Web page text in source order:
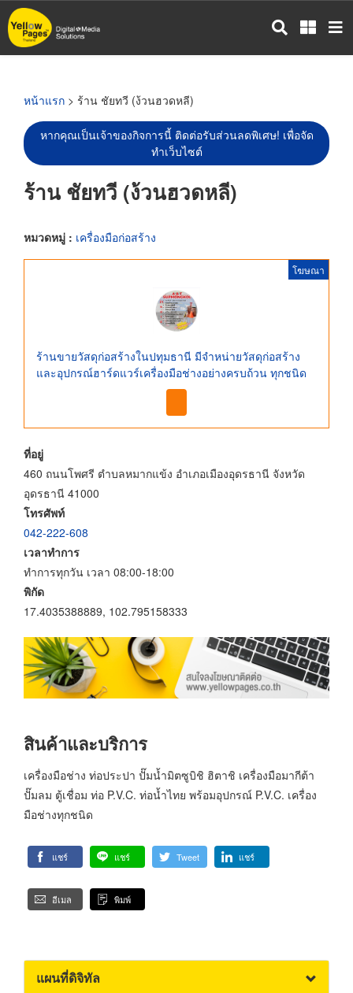
ข้าม
ไป
หน้าแรก > ร้าน ชัยทวี (ง้วนฮวดหลี)
หากคุณเป็นเจ้าของกิจการนี้ ติดต่อรับส่วนลดพิเศษ! เพื่อจัด
ทำเว็บไซต์
ร้าน ชัยทวี (ง้วนฮวดหลี)
หมวดหมู่ : เครื่องมือก่อสร้าง
โฆษณา
ร้านขายวัสดุก่อสร้างในปทุมธานี มีจำหน่ายวัสดุก่อสร้าง
และอุปกรณ์ฮาร์ดแวร์เครื่องมือช่างอย่างครบถ้วน ทุกชนิด
ที่อยู่
460 ถนนโพศรี ตำบลหมากแข้ง อำเภอเมืองอุดรธานี จังหวัด
อุดรธานี 41000
โทรศัพท์
042-222-608
เวลาทำการ
ทำการทุกวัน เวลา 08:00-18:00
พิกัด
17.4035388889, 102.795158333
สินค้าและบริการ
เครื่องมือช่าง ท่อประปา ปั๊มน้ำมิตซูบิชิ ฮิตาชิ เครื่องมือมากีต้า
ปั๊มลม ตู้เชื่อม ท่อ P.V.C. ท่อน้ำไทย พร้อมอุปกรณ์ P.V.C. เครื่อง
มือช่างทุกชนิด
แชร์ แชร์ Tweet แชร์
อีเมล พิมพ์
แผนที่ดิจิทัล